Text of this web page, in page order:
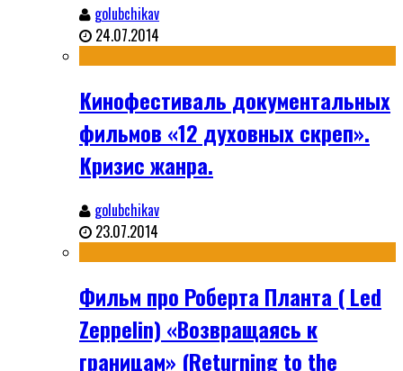
golubchikav
24.07.2014
Кинофестиваль документальных
фильмов «12 духовных скреп».
Кризис жанра.
golubchikav
23.07.2014
Фильм про Роберта Планта ( Led
Zeppelin) «Возвращаясь к
границам» (Returning to the